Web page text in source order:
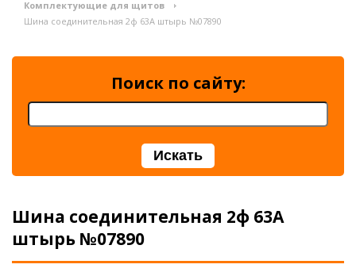
Комплектующие для щитов
Шина соединительная 2ф 63А штырь №07890
Поиск по сайту:
Шина соединительная 2ф 63А
штырь №07890